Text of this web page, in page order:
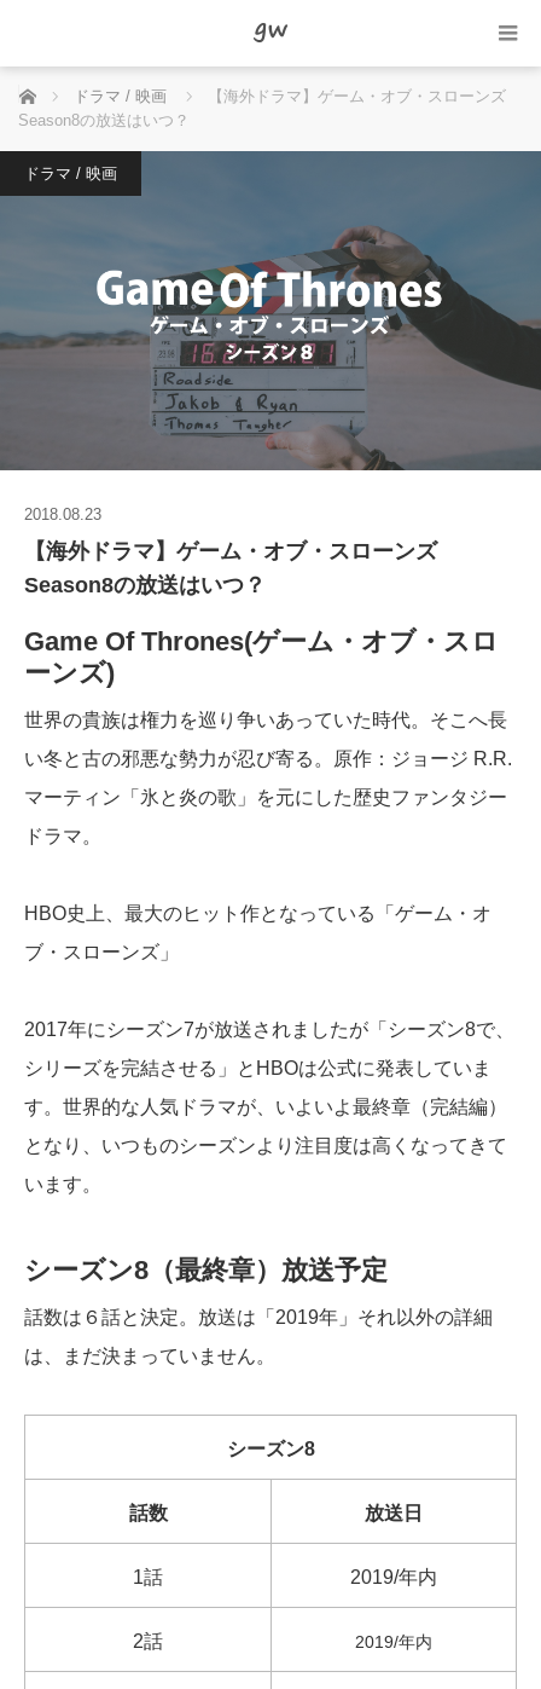
ホーム ドラマ / 映画
【海外ドラマ】ゲーム・オブ・スローンズ
Season8の放送はいつ？
ドラマ / 映画
2018.08.23
【海外ドラマ】ゲーム・オブ・スローンズ
Season8の放送はいつ？
Game Of Thrones(ゲーム・オブ・スロ
ーンズ)
世界の貴族は権力を巡り争いあっていた時代。そこへ長
い冬と古の邪悪な勢力が忍び寄る。原作：ジョージ R.R.
マーティン「氷と炎の歌」を元にした歴史ファンタジー
ドラマ。
HBO史上、最大のヒット作となっている「ゲーム・オ
ブ・スローンズ」
2017年にシーズン7が放送されましたが「シーズン8で、
シリーズを完結させる」とHBOは公式に発表していま
す。世界的な人気ドラマが、いよいよ最終章（完結編）
となり、いつものシーズンより注目度は高くなってきて
います。
シーズン8（最終章）放送予定
話数は６話と決定。放送は「2019年」それ以外の詳細
は、まだ決まっていません。
シーズン8
話数 放送日
1話 2019/年内
2話 2019/年内